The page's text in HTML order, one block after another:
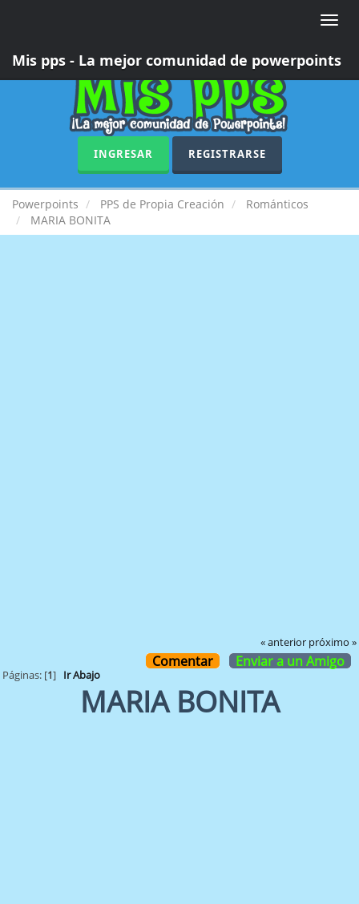
Toggle
Mis pps - La mejor comunidad de powerpoints
INGRESAR REGISTRARSE
Powerpoints PPS de Propia Creación
Románticos
MARIA BONITA
« anterior próximo »
Comentar Enviar a un Amigo
Páginas: [1] Ir Abajo
MARIA BONITA